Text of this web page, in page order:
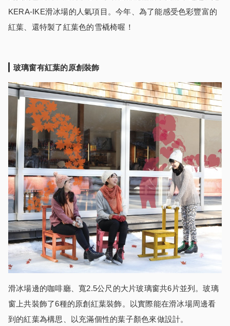
KERA-IKE滑冰場的人氣項目。今年、為了能感受色彩豐富的
紅葉、還特製了紅葉色的雪橇椅喔！
玻璃窗有紅葉的原創裝飾
滑冰場邊的咖啡廳、寬2.5公尺的大片玻璃窗共6片並列。玻璃
窗上共裝飾了6種的原創紅葉裝飾。以實際能在滑冰場周邊看
到的紅葉為構思、以充滿個性的葉子顏色來做設計。